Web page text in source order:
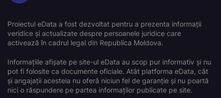
Proiectul eData a fost dezvoltat pentru a prezenta informații
veridice și actualizate despre persoanele juridice care
activează în cadrul legal din Republica Moldova.
Informațiile afișate pe site-ul eData au scop pur informativ și nu
pot fi folosite ca documente oficiale. Atât platforma eData, cât
și angajații acesteia nu oferă niciun fel de garanție și nu poartă
nici o răspundere pe partea informaților publicate pe site.